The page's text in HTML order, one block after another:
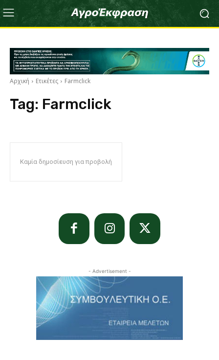
Αρχική Ετικέτες Farmclick
Tag: Farmclick
Καμία δημοσίευση για προβολή
- Advertisement -